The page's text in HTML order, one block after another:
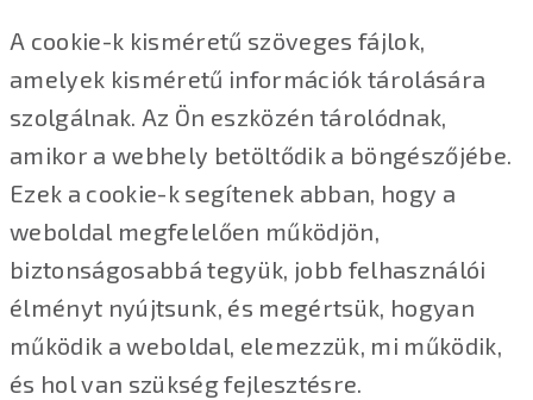
A cookie-k kisméretű szöveges fájlok,
amelyek kisméretű információk tárolására
szolgálnak. Az Ön eszközén tárolódnak,
amikor a webhely betöltődik a böngészőjébe.
Ezek a cookie-k segítenek abban, hogy a
weboldal megfelelően működjön,
biztonságosabbá tegyük, jobb felhasználói
élményt nyújtsunk, és megértsük, hogyan
működik a weboldal, elemezzük, mi működik,
és hol van szükség fejlesztésre.